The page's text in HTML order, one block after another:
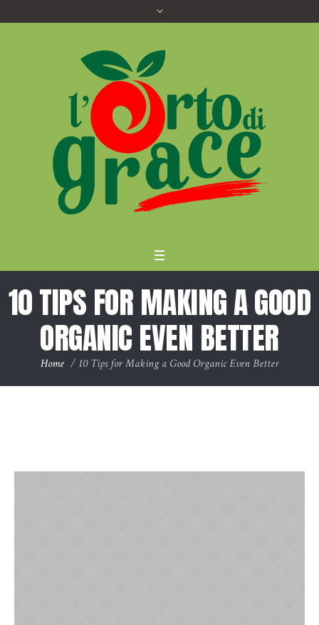
10 TIPS FOR MAKING A GOOD
ORGANIC EVEN BETTER
Home /10 Tips for Making a Good Organic Even Better